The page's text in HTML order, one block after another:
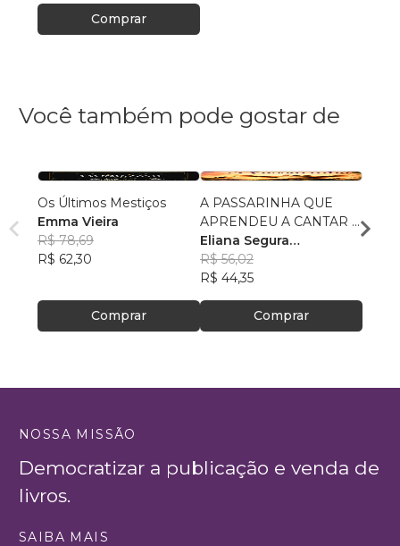
Comprar
Você também pode gostar de
Os Últimos Mestiços
Emma Vieira
R$ 78,69
R$ 62,30
Comprar
A PASSARINHA QUE
APRENDEU A CANTAR E
VOAR
Eliana Segura
Fernandes
R$ 56,02
R$ 44,35
Comprar
R$
NOSSA MISSÃO
Democratizar a publicação e venda de
livros.
SAIBA MAIS